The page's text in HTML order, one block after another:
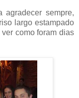
agradecer sempre,
largo estampado
como foram dias